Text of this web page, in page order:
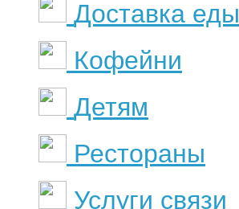
Доставка еды
Кофейни
Детям
Рестораны
Услуги связи